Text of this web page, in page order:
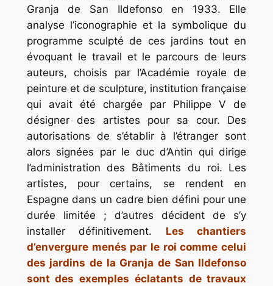
Granja de San Ildefonso en 1933. Elle
analyse l’iconographie et la symbolique du
programme sculpté de ces jardins tout en
évoquant le travail et le parcours de leurs
auteurs, choisis par l’Académie royale de
peinture et de sculpture, institution française
qui avait été chargée par Philippe V de
désigner des artistes pour sa cour. Des
autorisations de s’établir à l’étranger sont
alors signées par le duc d’Antin qui dirige
l’administration des Bâtiments du roi. Les
artistes, pour certains, se rendent en
Espagne dans un cadre bien défini pour une
durée limitée ; d’autres décident de s’y
installer définitivement. Les chantiers
d’envergure menés par le roi comme celui
des jardins de la Granja de San Ildefonso
sont des exemples éclatants de travaux